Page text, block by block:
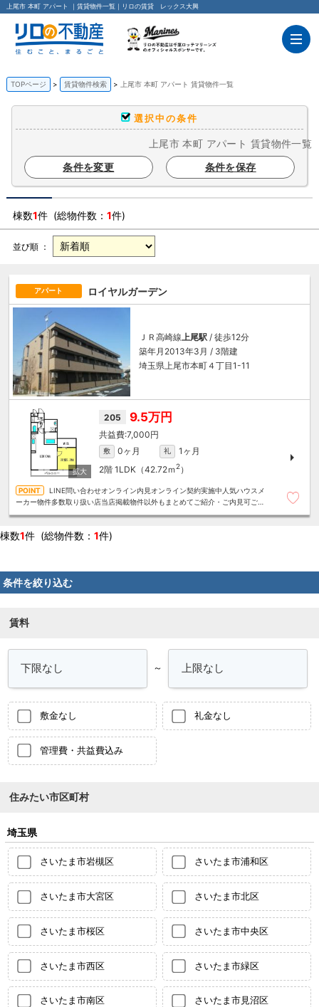
上尾市 本町 アパート ｜賃貸物件一覧｜リロの賃貸 レックス大興
TOPページ 賃貸物件検索 上尾市 本町 アパート 賃貸物件一覧
選択中の条件
上尾市 本町 アパート 賃貸物件一覧
条件を変更
条件を保存
棟数1件 (総物件数： 1件)
並び順 ：
アパート ロイヤルガーデン
ＪＲ高崎線上尾駅 / 徒歩12分
築年月2013年3月 / 3階建
埼玉県上尾市本町４丁目1-11
205 9.5万円
7,000円
敷 0ヶ月 礼
1ヶ月
2階 1LDK（42.72ｍ 2）
LINE問い合わせオンライン内見オンライン契約実施中人気ハウスメ
ーカー物件多数取り扱い店当店掲載物件以外もまとめてご紹介・ご内見可ご予
棟数1件 (総物件数： 1件)
条件を絞り込む
賃料
～
敷金なし 礼金なし
管理費・共益費込み
住みたい市区町村
埼玉県
さいたま市岩槻区 さいたま市浦和区
さいたま市大宮区 さいたま市北区
さいたま市桜区 さいたま市中央区
さいたま市西区 さいたま市緑区
さいたま市南区 さいたま市見沼区